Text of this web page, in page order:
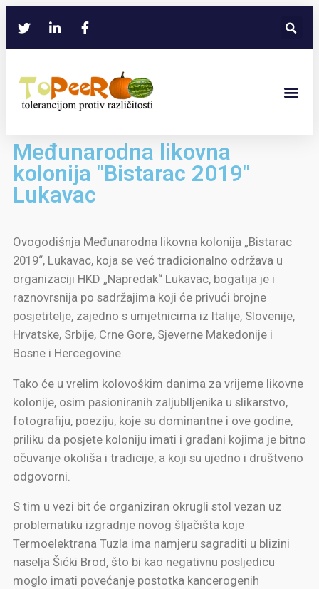
Međunarodna likovna
kolonija "Bistarac 2019"
Lukavac
Ovogodišnja Međunarodna likovna kolonija „Bistarac
2019“, Lukavac, koja se već tradicionalno održava u
organizaciji HKD „Napredak“ Lukavac, bogatija je i
raznovrsnija po sadržajima koji će privući brojne
posjetitelje, zajedno s umjetnicima iz Italije, Slovenije,
Hrvatske, Srbije, Crne Gore, Sjeverne Makedonije i
Bosne i Hercegovine.
Tako će u vrelim kolovoškim danima za vrijeme likovne
kolonije, osim pasioniranih zaljublljenika u slikarstvo,
fotografiju, poeziju, koje su dominantne i ove godine,
priliku da posjete koloniju imati i građani kojima je bitno
očuvanje okoliša i tradicije, a koji su ujedno i društveno
odgovorni.
S tim u vezi bit će organiziran okrugli stol vezan uz
problematiku izgradnje novog šljačišta koje
Termoelektrana Tuzla ima namjeru sagraditi u blizini
naselja Šićki Brod, što bi kao negativnu posljedicu
moglo imati povećanje postotka kancerogenih